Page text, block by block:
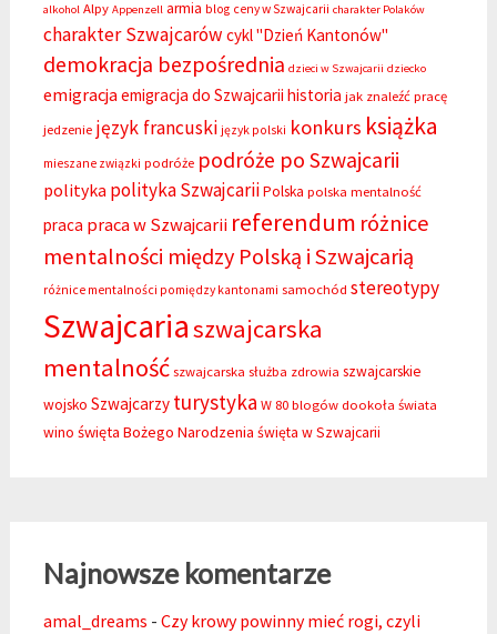
alkohol Alpy Appenzell armia blog ceny w Szwajcarii charakter Polaków
charakter Szwajcarów cykl "Dzień Kantonów"
demokracja bezpośrednia dzieci w Szwajcarii dziecko
emigracjaemigracja do Szwajcarii historia jak znaleźć pracę
jedzenie język francuski język polski konkurs książka
mieszane związki podróże podróże po Szwajcarii
polityka polityka SzwajcariiPolska polska mentalność
praca praca w Szwajcarii referendum różnice
mentalności między Polską i Szwajcarią
różnice mentalności pomiędzy kantonami samochód stereotypy
Szwajcariaszwajcarska
mentalność szwajcarska służba zdrowia szwajcarskie
wojsko Szwajcarzy turystyka W 80 blogów dookoła świata
wino święta Bożego Narodzenia święta w Szwajcarii
Najnowsze komentarze
amal_dreams - Czy krowy powinny mieć rogi, czyli